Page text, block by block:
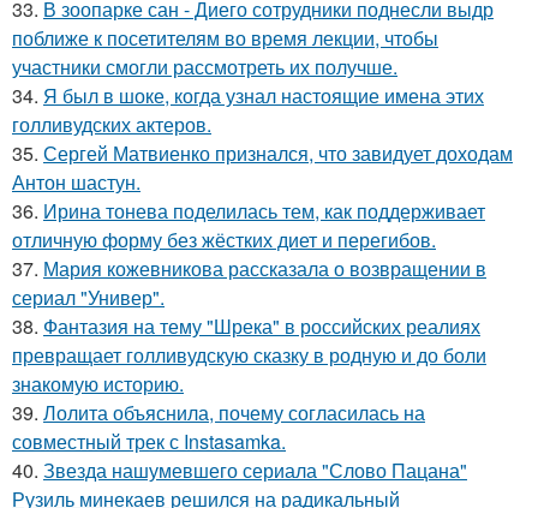
33. В зоопарке сан - Диего сотрудники поднесли выдр
поближе к посетителям во время лекции, чтобы
участники смогли рассмотреть их получше.
34. Я был в шоке, когда узнал настоящие имена этих
голливудских актеров.
35. Сергей Матвиенко признался, что завидует доходам
Антон шастун.
36. Ирина тонева поделилась тем, как поддерживает
отличную форму без жёстких диет и перегибов.
37. Мария кожевникова рассказала о возвращении в
сериал "Универ".
38. Фантазия на тему "Шрека" в российских реалиях
превращает голливудскую сказку в родную и до боли
знакомую историю.
39. Лолита объяснила, почему согласилась на
совместный трек с Instasamka.
40. Звезда нашумевшего сериала "Слово Пацана"
Рузиль минекаев решился на радикальный